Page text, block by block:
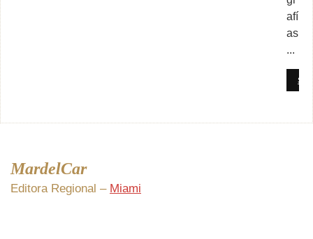
afí
as
...
MardelCar
Editora Regional – Miami